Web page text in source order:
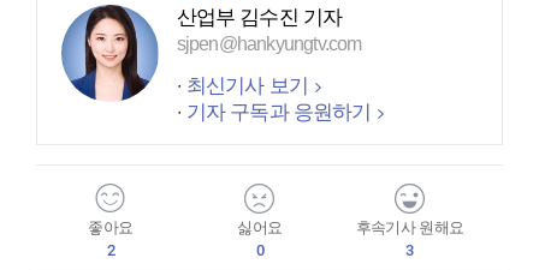
산업부 김수진 기자
sjpen@hankyungtv.com
최신기사 보기
기자 구독과 응원하기
좋아요
2
싫어요
0
후속기사 원해요
3